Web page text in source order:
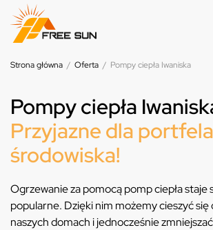
Strona główna / Oferta / Pompy ciepła Iwaniska
Pompy ciepła
Przyjazne dla
środowiska!
Ogrzewanie za pomocą pomp ciepła staje
popularne. Dzięki nim możemy cieszyć się
naszych domach i jednocześnie